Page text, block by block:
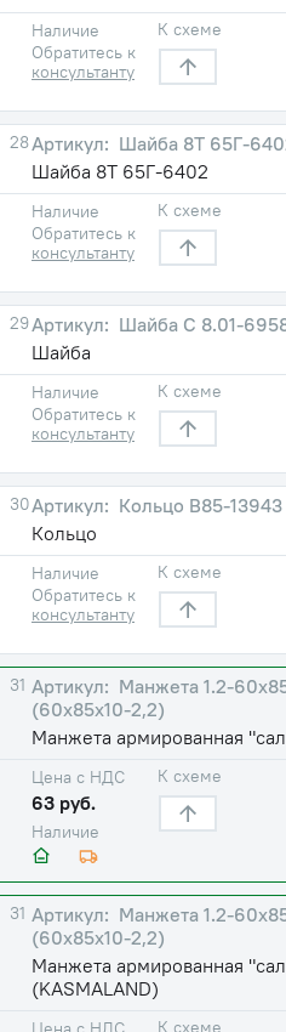
Наличие
Обратитесь к
консультанту
К схеме
28
Шайба 8Т 65Г-
Шайба 8Т 65Г-6402
Наличие
Обратитесь к
консультанту
К схеме
29
Шайба C 8.01-
Шайба
Наличие
Обратитесь к
консультанту
К схеме
30
Кольцо В85-13943
Кольцо
Наличие
Обратитесь к
консультанту
К схеме
31
Манжета 1.2-
(60х85х10-2,2)
Манжета армированная
Наличие
Цена с НДС
63 руб.
К схеме
31
Манжета 1.2-
(60х85х10-2,2)
Манжета армированная
(KASMALAND)
К схеме